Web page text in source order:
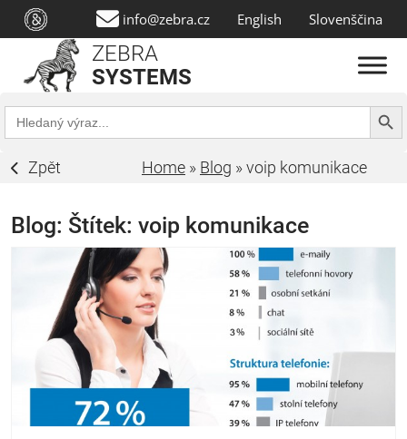
info@zebra.cz English Slovenščina
ZEBRA
SYSTEMS
Search
for:
Search
Zpět Home » Blog »voip komunikace
Blog: Štítek: voip komunikace